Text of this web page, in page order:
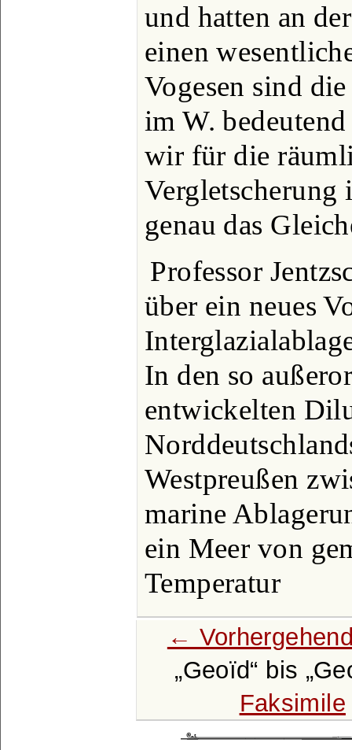
und hatten an
einen
Vogesen sind
im W.
wir für die
Vergletscherung
genau das
Professor
über ein neues
In den so
entwickelten
Westpreußen
marine
ein Meer von
Temperatur
←
Geoïd
bis
Faksimile